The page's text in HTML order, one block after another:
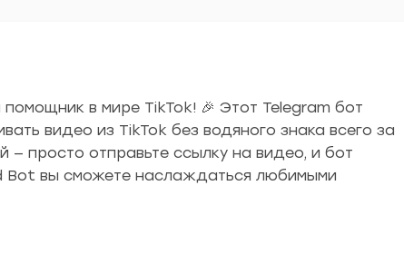
в мире TikTok! 🎉 Этот Telegram бот
видео из TikTok без водяного знака всего за
— просто отправьте ссылку на видео, и бот
Bot вы сможете наслаждаться любимыми